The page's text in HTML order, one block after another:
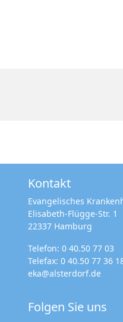
Kontakt
Evangelisches
Elisabeth-Flügge-Str. 1
22337 Hamburg
Telefon: 0 40.50 77 03
Telefax: 0 40.50 77 36
eka@alsterdorf.de
Folgen Sie uns